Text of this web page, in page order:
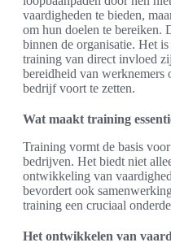
vaardigheden te bieden,
om hun doelen te bereiken.
binnen de organisatie. Het
training van direct invloed
bereidheid van werknemers
bedrijf voort te zetten.
Wat maakt training
Training vormt de basis
bedrijven. Het biedt niet
ontwikkeling van
bevordert ook
training een cruciaal
Het ontwikkelen van